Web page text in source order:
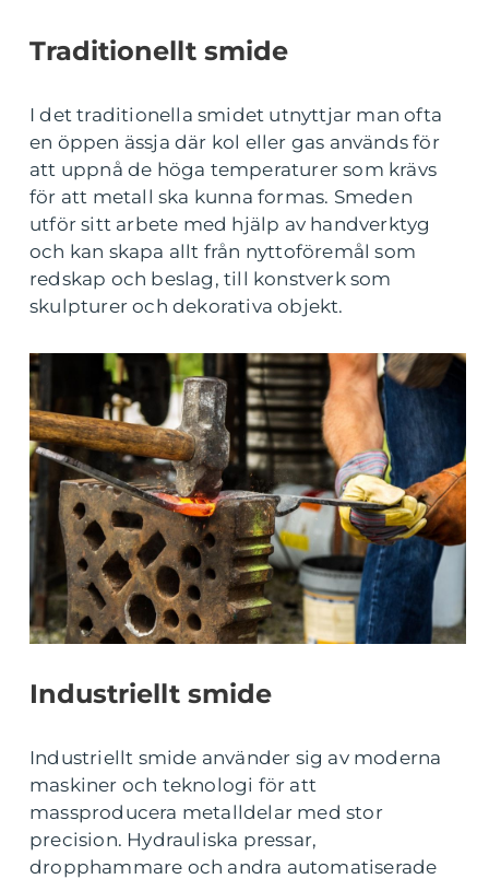
Traditionellt smide
I det traditionella smidet utnyttjar man ofta
en öppen ässja där kol eller gas används för
att uppnå de höga temperaturer som krävs
för att metall ska kunna formas. Smeden
utför sitt arbete med hjälp av handverktyg
och kan skapa allt från nyttoföremål som
redskap och beslag, till konstverk som
skulpturer och dekorativa objekt.
Industriellt smide
Industriellt smide använder sig av moderna
maskiner och teknologi för att
massproducera metalldelar med stor
precision. Hydrauliska pressar,
dropphammare och andra automatiserade